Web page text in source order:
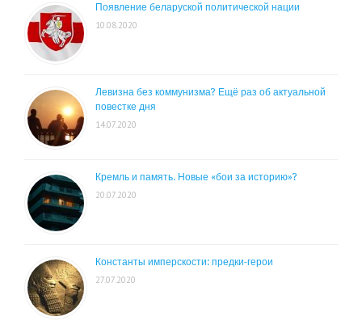
Появление беларуской политической нации
10.08.2020
Левизна без коммунизма? Ещё раз об актуальной
повестке дня
14.07.2020
Кремль и память. Новые «бои за историю»?
20.07.2020
Константы имперскости: предки-герои
27.07.2020